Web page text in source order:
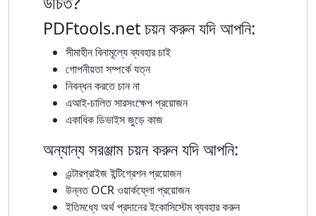
PDFtools.net চয়ন করুন যদি আপনি:
সীমাহীন বিনামূল্যে ব্যবহার চাই
গোপনীয়তা সম্পর্কে যত্ন
নিবন্ধন করতে চান না
এআই-চালিত সারসংক্ষেপ প্রয়োজন
একাধিক ডিভাইস জুড়ে কাজ
অন্যান্য সরঞ্জাম চয়ন করুন যদি আপনি:
এন্টারপ্রাইজ ইন্টিগ্রেশন প্রয়োজন
উন্নত OCR ওয়ার্কফ্লো প্রয়োজন
ইতিমধ্যে অর্থ প্রদানের ইকোসিস্টেম ব্যবহার করুন